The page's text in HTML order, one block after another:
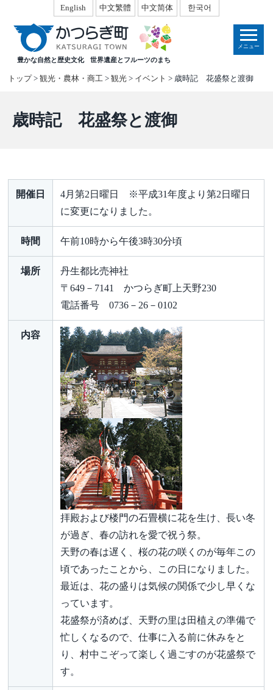
豊かな自然と歴史文化 世界遺産とフルーツのまち
English 中文繁體 中文简体 한국어
メニュー
トップ>観光・農林・商工 >観光 > イベント > 歳時記 花盛祭と渡御
歳時記 花盛祭と渡御
開催日
4月第2日曜日 ※平成31年度より第2日曜日
に変更になりました。
時間 午前10時から午後3時30分頃
場所
丹生都比売神社
〒649－7141 かつらぎ町上天野230
電話番号 0736－26－0102
内容
拝殿および楼門の石畳横に花を生け、長い冬
が過ぎ、春の訪れを愛で祝う祭。
天野の春は遅く、桜の花の咲くのが毎年この
頃であったことから、この日になりました。
最近は、花の盛りは気候の関係で少し早くな
っています。
花盛祭が済めば、天野の里は田植えの準備で
忙しくなるので、仕事に入る前に休みをと
り、村中こぞって楽しく過ごすのが花盛祭で
す。